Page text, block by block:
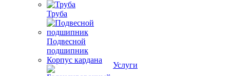
Труба
Подвесной
подшипник
Корпус кардана
Услуги